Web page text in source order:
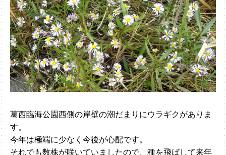
葛西臨海公園西側の岸壁の潮だまりにウラギクがありま
す。
今年は極端に少なく今後が心配です。
それでも数株が咲いていましたので、種を飛ばして来年